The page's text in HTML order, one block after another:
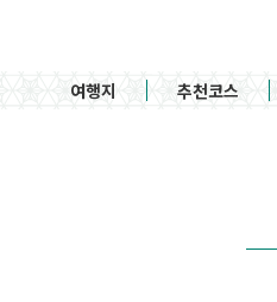
여행지 추천코스